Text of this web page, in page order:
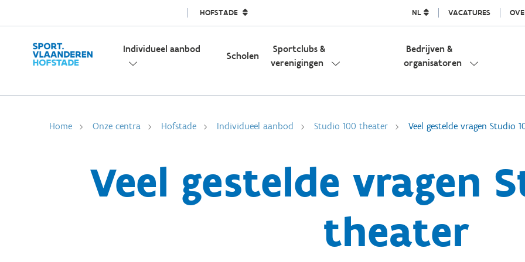
HOFSTADE NL VACATURES
Individueel aanbod
Scholen
Sportclubs &
verenigingen
Bedrijven &
organisatoren
Home Onze centra Hofstade Individueel aanbod Studio 100 theater Veel gestelde vragen Studio
Veel gestelde vragen
theater